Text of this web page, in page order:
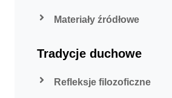
Materiały źródłowe
Tradycje duchowe
Refleksje filozoficzne